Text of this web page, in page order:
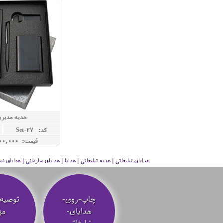
هدیه مدیریتی
کد: Set-27
قیمت: 14,700,000 ريال
هدایای تبلیغاتی | هدیه تبلیغاتی | هدایا | هدایای سازمانی |
چاپ-روی-
هدایای-